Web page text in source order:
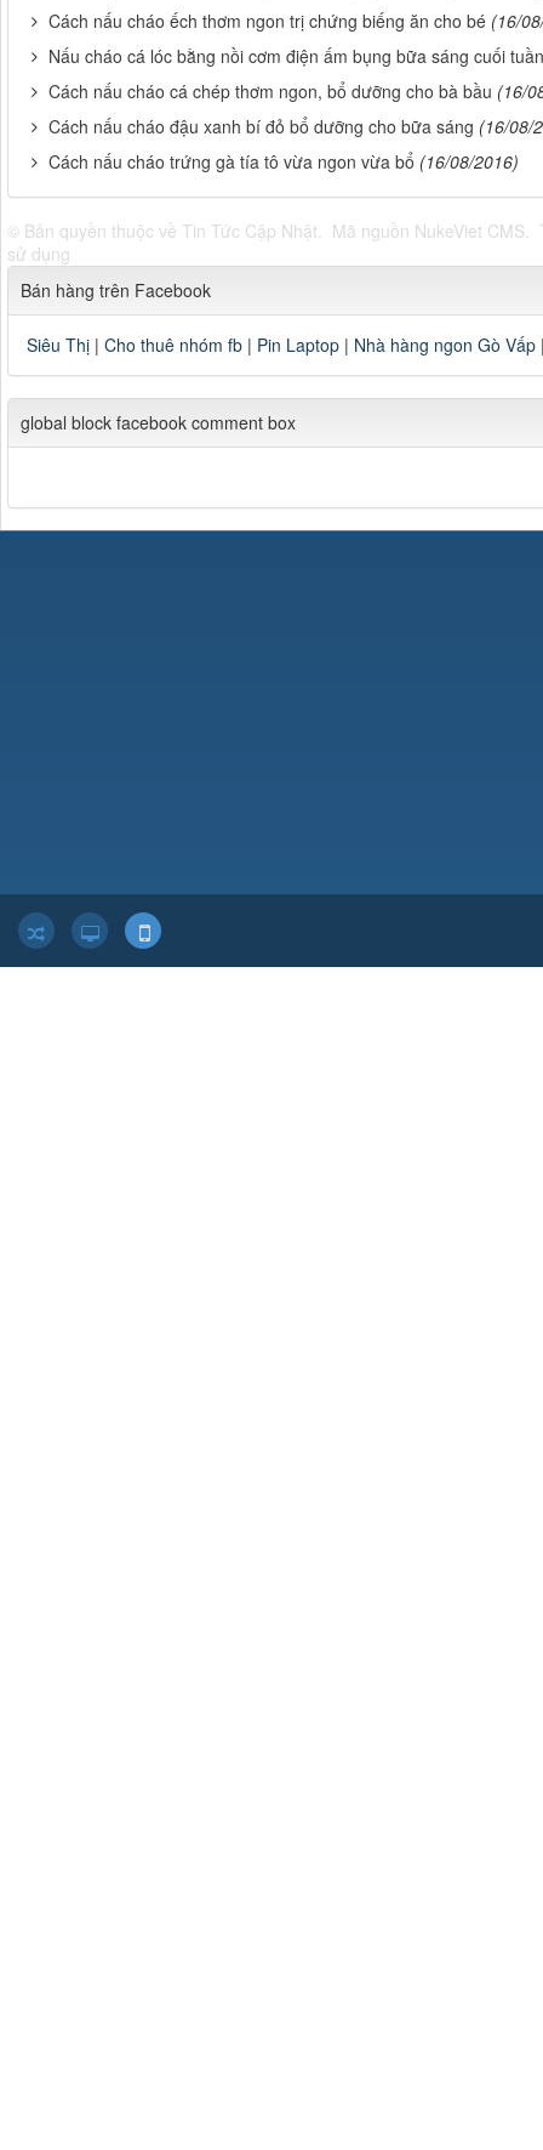
Cách nấu cháo ếch thơm ngon trị chứng biếng ăn cho bé (16/
Nấu cháo cá lóc bằng nồi cơm điện ấm bụng bữa sáng cuối tuần
Cách nấu cháo cá chép thơm ngon, bổ dưỡng cho bà bầu (16/
Cách nấu cháo đậu xanh bí đỏ bổ dưỡng cho bữa sáng (16/08/
Cách nấu cháo trứng gà tía tô vừa ngon vừa bổ (16/08/2016)
© Bản quyền thuộc về Tin Tức Cập Nhật. Mã nguồn NukeViet CMS.
sử dụng
Bán hàng trên Facebook
Siêu Thị | Cho thuê nhóm fb | Pin Laptop | Nhà hàng ngon Gò Vấp
global block facebook comment box